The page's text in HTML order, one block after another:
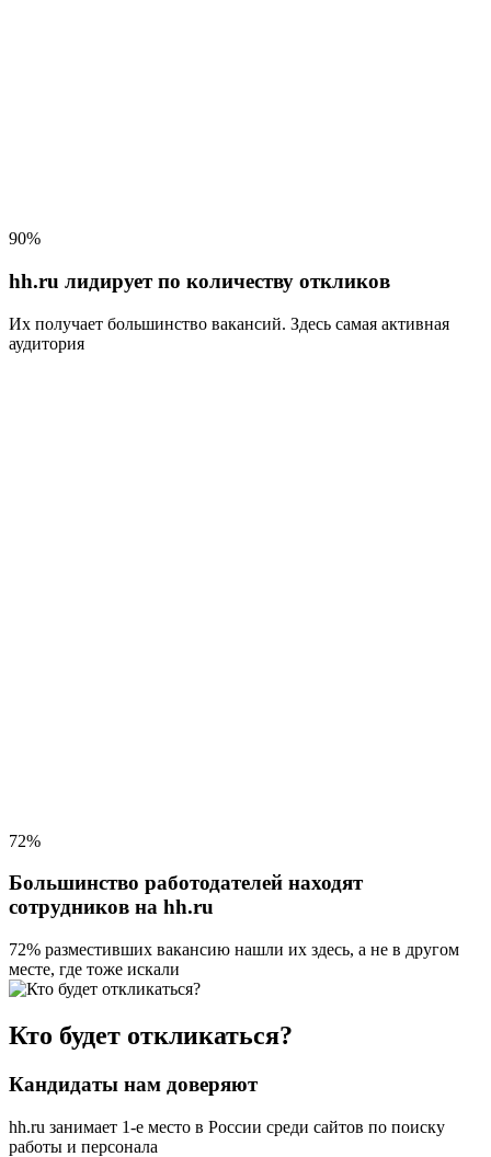
90%
hh.ru лидирует по количеству откликов
Их получает большинство вакансий. Здесь самая активная
аудитория
72%
Большинство работодателей находят
сотрудников на hh.ru
72% разместивших вакансию нашли их здесь, а не в другом
месте, где тоже искали
Кто будет откликаться?
Кандидаты нам доверяют
hh.ru занимает 1-е место в России среди сайтов по поиску
работы и персонала